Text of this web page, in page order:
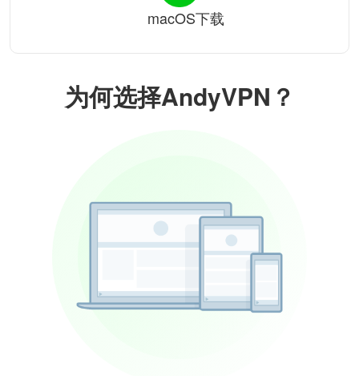
为何选择AndyVPN？
macOS下载